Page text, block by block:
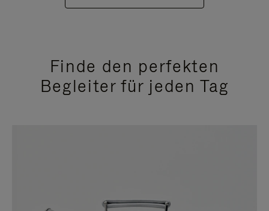
Finde den perfekten
Begleiter für jeden Tag